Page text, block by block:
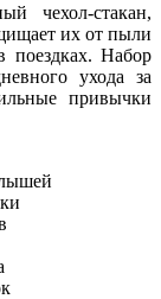
чехол-стакан,
их от пыли
поездках. Набор
ухода за
привычки